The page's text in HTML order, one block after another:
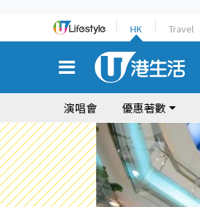
HK Travel
演唱會 優惠著數